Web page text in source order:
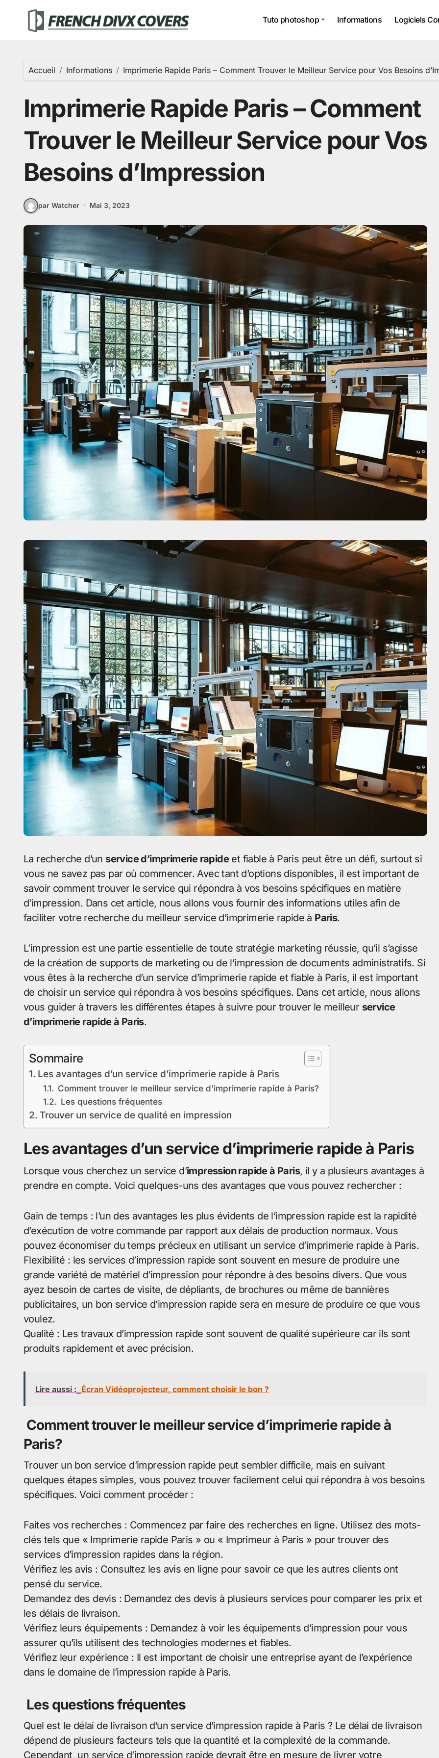
Tuto photoshop Informations Logiciels
Accueil Informations Imprimerie Rapide Paris – Comment Trouver le Meilleur Service pour Vos Besoins
Imprimerie Rapide Paris – Comment
Trouver le Meilleur Service pour Vos
Besoins d’Impression
par Watcher Mai 3, 2023
La recherche d’un service d’imprimerie rapideet fiable à Paris peut être un défi, surtout si
vous ne savez pas par où commencer. Avec tant d’options disponibles, il est important de
savoir comment trouver le service qui répondra à vos besoins spécifiques en matière
d’impression. Dans cet article, nous allons vous fournir des informations utiles afin de
faciliter votre recherche du meilleur service d’imprimerie rapide à Paris.
L’impression est une partie essentielle de toute stratégie marketing réussie, qu’il s’agisse
de la création de supports de marketing ou de l’impression de documents administratifs. Si
vous êtes à la recherche d’un service d’imprimerie rapide et fiable à Paris, il est important
de choisir un service qui répondra à vos besoins spécifiques. Dans cet article, nous allons
vous guider à travers les différentes étapes à suivre pour trouver le meilleur service
d’imprimerie rapide à Paris.
Sommaire
Les avantages d’un service d’imprimerie rapide à Paris
Comment trouver le meilleur service d’imprimerie rapide à Paris?
Les questions fréquentes
Trouver un service de qualité en impression
Les avantages d’un service d’imprimerie rapide à Paris
Lorsque vous cherchez un service d’impression rapide à Paris, il y a plusieurs avantages à
prendre en compte. Voici quelques-uns des avantages que vous pouvez rechercher :
Gain de temps : l’un des avantages les plus évidents de l’impression rapide est la rapidité
d’exécution de votre commande par rapport aux délais de production normaux. Vous
pouvez économiser du temps précieux en utilisant un service d’imprimerie rapide à Paris.
Flexibilité : les services d’impression rapide sont souvent en mesure de produire une
grande variété de matériel d’impression pour répondre à des besoins divers. Que vous
ayez besoin de cartes de visite, de dépliants, de brochures ou même de bannières
publicitaires, un bon service d’impression rapide sera en mesure de produire ce que vous
voulez.
Qualité : Les travaux d’impression rapide sont souvent de qualité supérieure car ils sont
produits rapidement et avec précision.
Lire aussi : Écran Vidéoprojecteur, comment choisir le bon ?
Comment trouver le meilleur service d’imprimerie rapide à
Paris?
Trouver un bon service d’impression rapide peut sembler difficile, mais en suivant
quelques étapes simples, vous pouvez trouver facilement celui qui répondra à vos besoins
spécifiques. Voici comment procéder :
Faites vos recherches : Commencez par faire des recherches en ligne. Utilisez des mots-
clés tels que « Imprimerie rapide Paris » ou « Imprimeur à Paris » pour trouver des
services d’impression rapides dans la région.
Vérifiez les avis : Consultez les avis en ligne pour savoir ce que les autres clients ont
pensé du service.
Demandez des devis : Demandez des devis à plusieurs services pour comparer les prix et
les délais de livraison.
Vérifiez leurs équipements : Demandez à voir les équipements d’impression pour vous
assurer qu’ils utilisent des technologies modernes et fiables.
Vérifiez leur expérience : Il est important de choisir une entreprise ayant de l’expérience
dans le domaine de l’impression rapide à Paris.
Les questions fréquentes
Quel est le délai de livraison d’un service d’impression rapide à Paris ? Le délai de livraison
dépend de plusieurs facteurs tels que la quantité et la complexité de la commande.
Cependant, un service d’impression rapide devrait être en mesure de livrer votre